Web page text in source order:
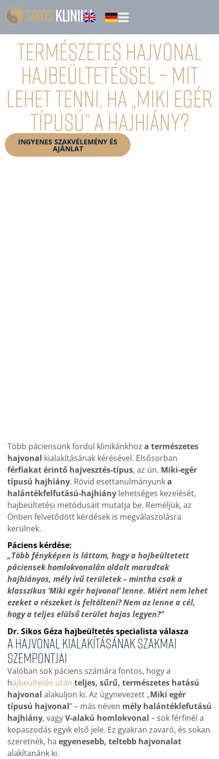
Természetes hajvonal
hajbeültetéssel – Mit
lehet tenni, ha „Miki egér
típusú” a hajhiány?
INGYENES SZAKVÉLEMÉNY ÉS
AJÁNLAT
Több páciensünk fordul klinikánkhoz a természetes
hajvonal kialakításának kérésével. Elsősorban
férfiakat érintő hajvesztés-típus, az ún. Miki-egér
típusú hajhiány. Rövid esettanulmányunka
halántékfelfutású-hajhiány lehetséges kezelését,
hajbeültetési metódusait mutatja be. Reméljük, az
Önben felvetődött kérdések is megválaszolásra
kerülnek.
Páciens kérdése:
„Több fényképen is láttam, hogy a hajbeültetett
páciensek homlokvonalán oldalt maradtak
hajhiányos, mély ívű területek – mintha csak a
klasszikus ’Miki egér hajvonal’ lenne. Miért nem lehet
ezeket a részeket is feltölteni? Nem az lenne a cél,
hogy a teljes elülső terület hajas legyen?”
Dr. Sikos Géza hajbeültetés specialista válasza
A hajvonal kialakításának szakmai
szempontjai
Valóban sok páciens számára fontos, hogy a
hajbeültetés után teljes, sűrű, természetes hatású
hajvonal alakuljon ki. Az úgynevezett „Miki egér
típusú hajvonal” – más néven mély halántéklefutású
hajhiány, vagyV-alakú homlokvonal – sok férfinél a
kopaszodás egyik első jele. Ez gyakran zavaró, és sokan
szeretnék, ha egyenesebb, teltebb hajvonalat
alakítanánk ki.